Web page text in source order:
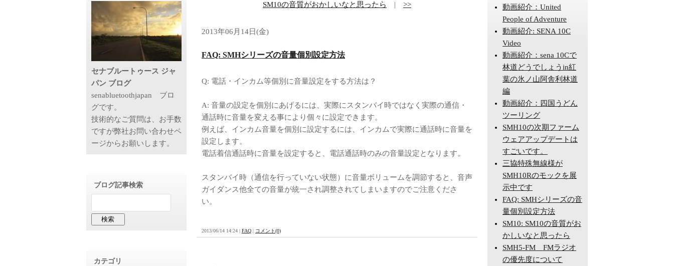
SM10の音質がおかしいなと思ったら
| >>
2013年06月14日(金)
FAQ: SMHシリーズの音量個別設定方法
Q: 電話・インカム等個別に音量設定をする方法は？
A: 音量の設定を個別にあげるには、実際にスタンバイ時ではなく実際の通信・
通話時に音量を変える事により個々に設定できます。
例えば、インカム音量を個別に設定するには、インカムで実際に通話時に音量を
設定します。
電話着信通話時に音量を設定すると、電話通話時のみの音量設定となります。
スタンバイ時（通信を行っていない状態）に音量ボリュームを調節すると、音声
ガイダンス他全ての音量が統一され調整されてしまいますのでご注意くださ
い。
2013/06/14 14:24 | FAQ | コメント(0)
セナブルートゥース ジャ
パン ブログ
senabluetoothjapan ブロ
グです。
技術的なご質問は、お手数
ですが弊社お問い合わせペ
ージからお願いします。
ブログ記事検索
カテゴリ
動画紹介：United
People of Adventure
動画紹介: SENA 10C
Video
動画紹介：sena 10Cで
林道どうでしょうin紅
葉の氷ノ山阿舎利林道
編
動画紹介：四国うどん
ツーリング
SMH10の次期ファーム
ウェアアップデートは
すごいです。
三協特殊無線様が
SMH10Rのモックを展
示中です
FAQ: SMHシリーズの音
量個別設定方法
SM10: SM10の音質がお
かしいなと思ったら
SMH5-FM FMラジオ
の優先度について